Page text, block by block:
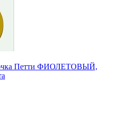
Петти ФИОЛЕТОВЫЙ,